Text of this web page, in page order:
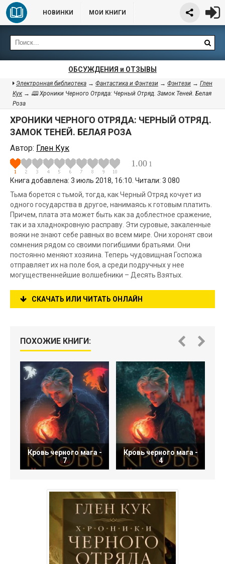
НОВИНКИ МОИ КНИГИ
ОБСУЖДЕНИЯ и ОТЗЫВЫ
Электронная библиотека → Фантастика и Фэнтези → Фэнтези → Глен
Кук→ 🕮 Хроники Черного Отряда: Черный Отряд. Замок Теней. Белая
Роза
ХРОНИКИ ЧЕРНОГО ОТРЯДА: ЧЕРНЫЙ ОТРЯД.
ЗАМОК ТЕНЕЙ. БЕЛАЯ РОЗА
Автор: Глен Кук
1.00 1
Книга добавлена: 3 июль 2018, 16:10. Читали: 3 080
Тьма борется с тьмой, тогда, как Черный Отряд кочует из
одного государства в другое, нанимаясь к готовым платить.
Причем, плата эта может быть как за доблестное сражение,
так и за хладнокровную расправу. Эти суровые, закаленные
вояки не знают себе равных во всем мире. Они хоронят свои
сомнения рядом со своими погибшими братьями. Они
постоянно меняют хозяина. Теперь чудовищная Госпожа
отправляет их на поле боя, а среди подручных у нее
могущественнейшие волшебники – Десять Взятых.
СКАЧАТЬ ИЛИ ЧИТАТЬ ОНЛАЙН
ПОХОЖИЕ КНИГИ:
Кровь черного мага -
7
Кровь черного мага -
4